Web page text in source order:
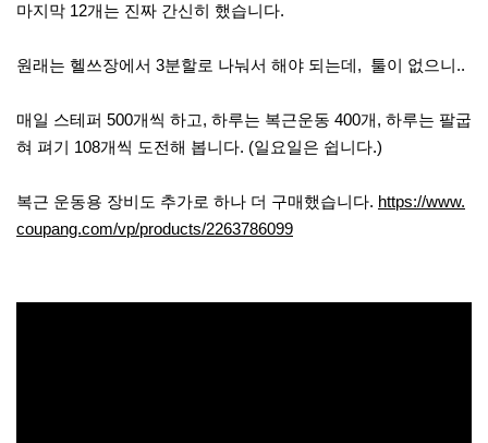
마지막 12개는 진짜 간신히 했습니다.
원래는 헬쓰장에서 3분할로 나눠서 해야 되는데, 툴이 없으니..
매일 스테퍼 500개씩 하고, 하루는 복근운동 400개, 하루는 팔굽
혀 펴기 108개씩 도전해 봅니다. (일요일은 쉽니다.)
복근 운동용 장비도 추가로 하나 더 구매했습니다. https://www.
coupang.com/vp/products/2263786099